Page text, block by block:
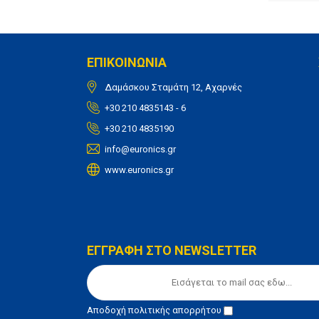
ΕΠΙΚΟΙΝΩΝΙΑ
Δαμάσκου Σταμάτη 12, Αχαρνές
+30 210 4835143 - 6
+30 210 4835190
info@euronics.gr
www.euronics.gr
ΕΓΓΡΑΦΗ ΣΤΟ NEWSLETTER
Αποδοχήπολιτικής απορρήτου